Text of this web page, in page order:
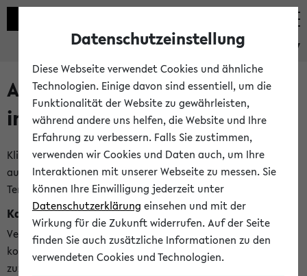
eKVV
Alle veröffentlichten Semester
im eKVV
Klicken Sie auf das Semester, welches Sie für Ihre Sitzung
auswählen möchten. Bitte beachten Sie auch die weiteren
Termine imKalender der Lehrplanung
Kalenderintegration
Verwenden Sie die folgende Adresse, um mit einer
kompatiblen Kalenderanwendung auf die Vorlesungszeiten
zuzugreifen (nähere Informationen
finden Sie hier
Datenschutzeinstellung
Diese Webseite verwendet Cookies und ähnliche
Technologien. Einige davon sind essentiell, um die
Funktionalität der Website zu gewährleisten,
während andere uns helfen, die Website und Ihre
Erfahrung zu verbessern. Falls Sie zustimmen,
verwenden wir Cookies und Daten auch, um Ihre
Interaktionen mit unserer Webseite zu messen. Sie
können Ihre Einwilligung jederzeit unter
Datenschutzerklärung einsehen und mit der
Wirkung für die Zukunft widerrufen. Auf der Seite
finden Sie auch zusätzliche Informationen zu den
verwendeten Cookies und Technologien.